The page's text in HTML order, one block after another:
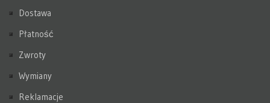
Dostawa
Płatność
Zwroty
Wymiany
Reklamacje